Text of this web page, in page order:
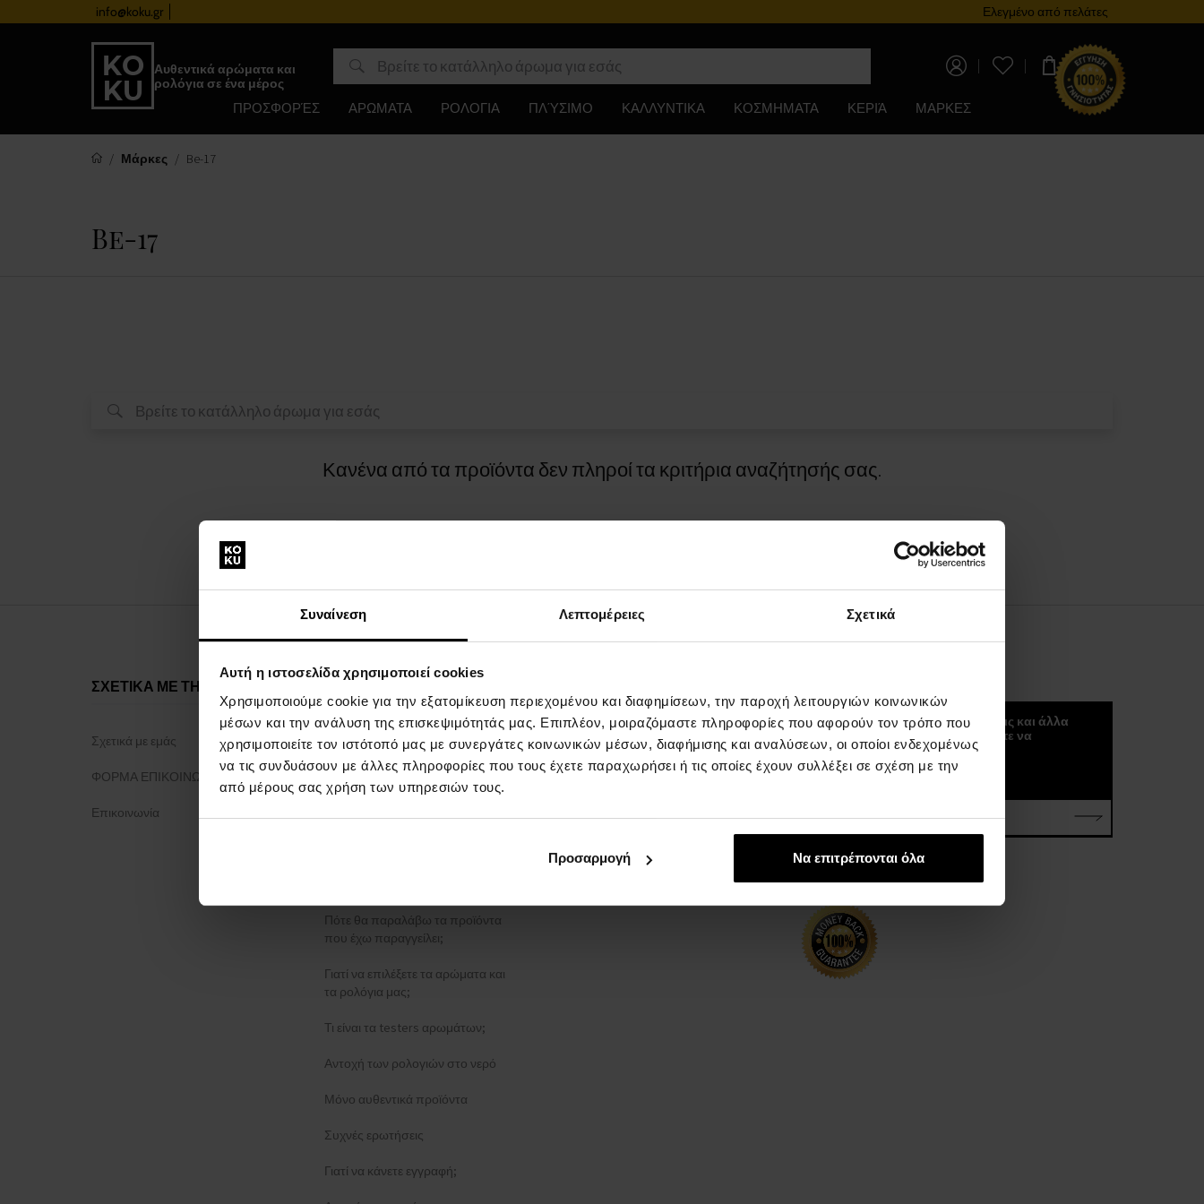
Συναίνεση Λεπτομέρειες Σχετικά
Αυτή η ιστοσελίδα χρησιμοποιεί cookies
Χρησιμοποιούμε cookie για την εξατομίκευση περιεχομένου και διαφημίσεων, την παροχή λειτουργιών κοινωνικών
μέσων και την ανάλυση της επισκεψιμότητάς μας. Επιπλέον, μοιραζόμαστε πληροφορίες που αφορούν τον τρόπο που
χρησιμοποιείτε τον ιστότοπό μας με συνεργάτες κοινωνικών μέσων, διαφήμισης και αναλύσεων, οι οποίοι ενδεχομένως
να τις συνδυάσουν με άλλες πληροφορίες που τους έχετε παραχωρήσει ή τις οποίες έχουν συλλέξει σε σχέση με την
από μέρους σας χρήση των υπηρεσιών τους.
Προσαρμογή Να επιτρέπονται όλα
info@koku.gr Πρόγραμμα επιβράβευσηςΕλεγμένο από πελάτες
Αυθεντικά αρώματα και
ρολόγια σε ένα μέρος
0,00 €
ΠΡΟΣΦΟΡΈΣ ΑΡΩΜΑΤΑ ΡΟΛΟΓΙΑ ΠΛΎΣΙΜΟ ΚΑΛΛΥΝΤΙΚΑ ΚΟΣΜΗΜΑΤΑ ΚΕΡΙΆ ΜΑΡΚΕΣ
Μάρκες Be-17
Be-17
Κανένα από τα προϊόντα δεν πληροί τα κριτήρια αναζήτησής σας.
ΣΧΕΤΙΚΑ ΜΕ ΤΗΝ ΕΤΑΙΡΕΙΑ
Σχετικά με εμάς
ΦΟΡΜΑ ΕΠΙΚΟΙΝΩΝΙΑΣ
Επικοινωνία
Πρόγραμμα επιβράβευσης
Γενικοί όροι και προϋποθέσεις
Πότε θα παραλάβω τα προϊόντα
που έχω παραγγείλει;
Γιατί να επιλέξετε τα αρώματα και
τα ρολόγια μας;
Τι είναι τα testers αρωμάτων;
Αντοχή των ρολογιών στο νερό
Μόνο αυθεντικά προϊόντα
Συχνές ερωτήσεις
Γιατί να κάνετε εγγραφή;
Πληρωμή κατά την παράδοση
Μπορείτε να λαμβάνετε νέα, τάσεις και άλλα
σπουδαία πράγματα αν ξεκινήσετε να
εγγραφείτε στο kokuletter μας :)
ΗΛΕΚΤΡΟΝΙΚΗ ΔΙΕΥΘΥΝΣΗ*